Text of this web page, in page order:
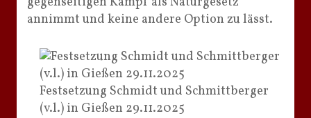
annimmt und keine andere Option zu lässt.
Festsetzung Schmidt und Schmittberger
(v.l.) in Gießen 29.11.2025